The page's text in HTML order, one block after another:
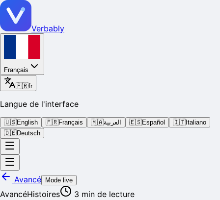
Verbably
Français
🇫🇷fr
Langue de l'interface
🇺🇸English 🇫🇷Français 🇲🇦العربية 🇪🇸Español 🇮🇹Italiano
🇩🇪Deutsch
Avancé Mode live
AvancéHistoires 3 min de lecture